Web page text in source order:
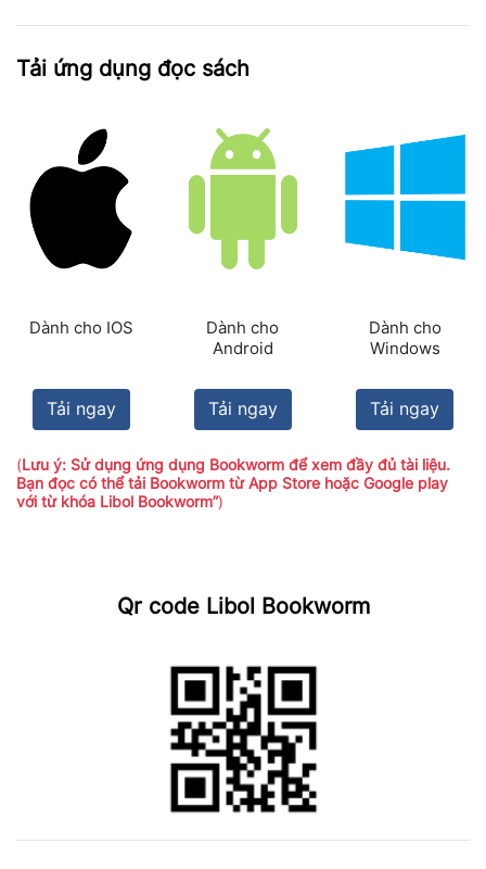
Tải ứng dụng đọc sách
Dành cho IOS
Tải ngay
Dành cho
Android
Tải ngay
Dành cho
Windows
Tải ngay
(Lưu ý: Sử dụng ứng dụng Bookworm để xem đầy đủ tài liệu.
Bạn đọc có thể tải Bookworm từ App Store hoặc Google play
với từ khóa Libol Bookworm”)
Qr code Libol Bookworm